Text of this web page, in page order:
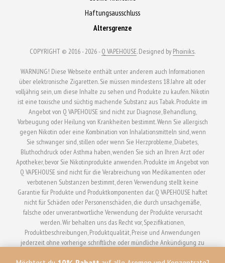
Haftungsausschluss
Altersgrenze
COPYRIGHT © 2016 - 2026 -Q VAPEHOUSE. Designed by Phoiniks.
WARNUNG! Diese Webseite enthält unter anderem auch Informationen
über elektronische Zigaretten. Sie müssen mindestens 18 Jahre alt oder
volljährig sein, um diese Inhalte zu sehen und Produkte zu kaufen. Nikotin
ist eine toxische und süchtig machende Substanz aus Tabak. Produkte im
Angebot von Q VAPEHOUSE sind nicht zur Diagnose, Behandlung,
Vorbeugung oder Heilung von Krankheiten bestimmt. Wenn Sie allergisch
gegen Nikotin oder eine Kombination von Inhalationsmitteln sind, wenn
Sie schwanger sind, stillen oder wenn Sie Herzprobleme, Diabetes,
Bluthochdruck oder Asthma haben, wenden Sie sich an Ihren Arzt oder
Apotheker, bevor Sie Nikotinprodukte anwenden. Produkte im Angebot von
Q VAPEHOUSE sind nicht für die Verabreichung von Medikamenten oder
verbotenen Substanzen bestimmt, deren Verwendung stellt keine
Garantie für Produkte und Produktkomponenten dar. Q VAPEHOUSE haftet
nicht für Schäden oder Personenschäden, die durch unsachgemäße,
falsche oder unverantwortliche Verwendung der Produkte verursacht
werden. Wir behalten uns das Recht vor, Spezifikationen,
Produktbeschreibungen, Produktqualität, Preise und Anwendungen
jederzeit ohne vorherige schriftliche oder mündliche Ankündigung zu